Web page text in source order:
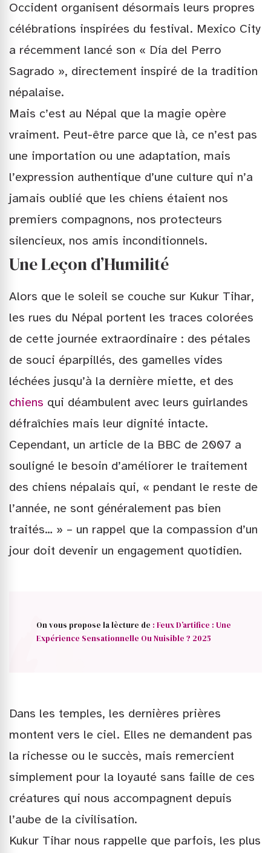
Occident organisent désormais leurs propres
célébrations inspirées du festival. Mexico City
a récemment lancé son « Día del Perro
Sagrado », directement inspiré de la tradition
népalaise.
Mais c’est au Népal que la magie opère
vraiment. Peut-être parce que là, ce n’est pas
une importation ou une adaptation, mais
l’expression authentique d’une culture qui n’a
jamais oublié que les chiens étaient nos
premiers compagnons, nos protecteurs
silencieux, nos amis inconditionnels.
Une Leçon d’Humilité
Alors que le soleil se couche sur Kukur Tihar,
les rues du Népal portent les traces colorées
de cette journée extraordinaire : des pétales
de souci éparpillés, des gamelles vides
léchées jusqu’à la dernière miette, et des
chiens qui déambulent avec leurs guirlandes
défraîchies mais leur dignité intacte.
Cependant, un article de la BBC de 2007 a
souligné le besoin d’améliorer le traitement
des chiens népalais qui, « pendant le reste de
l’année, ne sont généralement pas bien
traités… » – un rappel que la compassion d’un
jour doit devenir un engagement quotidien.
On vous propose la lècture de : Feux D’artifice : Une
Expérience Sensationnelle Ou Nuisible ? 2025
Dans les temples, les dernières prières
montent vers le ciel. Elles ne demandent pas
la richesse ou le succès, mais remercient
simplement pour la loyauté sans faille de ces
créatures qui nous accompagnent depuis
l’aube de la civilisation.
Kukur Tihar nous rappelle que parfois, les plus